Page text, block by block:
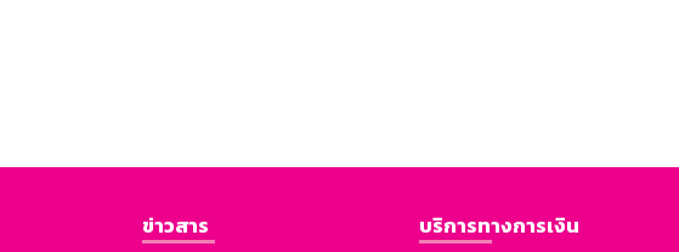
ข่าวสาร
บริการทางการเงิน